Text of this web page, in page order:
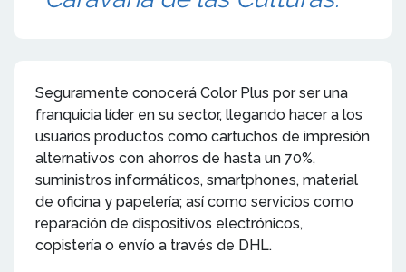
Seguramente conocerá Color Plus por ser una
franquicia líder en su sector, llegando hacer a los
usuarios productos como cartuchos de impresión
alternativos con ahorros de hasta un 70%,
suministros informáticos, smartphones, material
de oficina y papelería; así como servicios como
reparación de dispositivos electrónicos,
copistería o envío a través de DHL.